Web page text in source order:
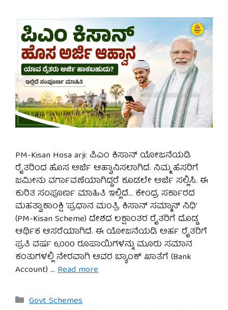
PM-Kisan Hosa arji: ಪಿಎಂ ಕಿಸಾನ್ ಯೋಜನೆಯಡಿ
ರೈತರಿಂದ ಹೊಸ ಅರ್ಜಿ ಆಹ್ವಾನಿಸಲಾಗಿದೆ. ನಿಮ್ಮ ಹೆಸರಿಗೆ
ಜಮೀನು ವರ್ಗಾವಣೆಯಾಗಿದ್ದರೆ ಕೂಡಲೇ ಅರ್ಜಿ ಸಲ್ಲಿಸಿ. ಈ
ಕುರಿತ ಸಂಪೂರ್ಣ ಮಾಹಿತಿ ಇಲ್ಲಿದೆ… ಕೇಂದ್ರ ಸರ್ಕಾರದ
ಮಹತ್ವಾಕಾಂಕ್ಷಿ ‘ಪ್ರಧಾನ ಮಂತ್ರಿ ಕಿಸಾನ್ ಸಮ್ಮಾನ್ ನಿಧಿ’
(PM-Kisan Scheme) ದೇಶದ ಲಕ್ಷಾಂತರ ರೈತರಿಗೆ ದೊಡ್ಡ
ಆರ್ಥಿಕ ಆಸರೆಯಾಗಿದೆ. ಈ ಯೋಜನೆಯಡಿ ಅರ್ಹ ರೈತರಿಗೆ
ಪ್ರತಿ ವರ್ಷ 6,000 ರೂಪಾಯಿಗಳನ್ನು ಮೂರು ಸಮಾನ
ಕಂತುಗಳಲ್ಲಿ ನೇರವಾಗಿ ಅವರ ಬ್ಯಾಂಕ್ ಖಾತೆಗೆ (Bank
Account) … Read more
Categories
Govt Schemes